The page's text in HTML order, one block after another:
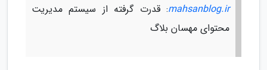
mahsanblog.ir: قدرت گرفته از سیستم مدیریت
محتوای مهسان بلاگ